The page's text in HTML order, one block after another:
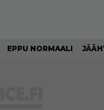
EPPU NORMAALI